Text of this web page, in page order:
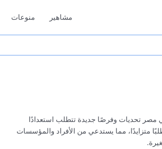
مشاهير منوعات
مصر تحديات وفرصًا جديدة تتطلب استعدادًا
التي تشهد طلبًا متزايدًا، مما يستدعي من الأفراد والمؤسسات